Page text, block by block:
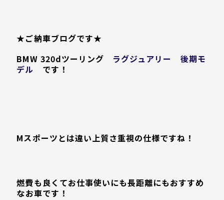
★ご納車ブログです★
BMW 320dツーリング ラグジュアリー 後期モ
デル です！
Mスポーツとは違い上質さ重視の仕様ですね！
燃費も良くてお仕事使いにも長距離にもおすすめ
なお車です！